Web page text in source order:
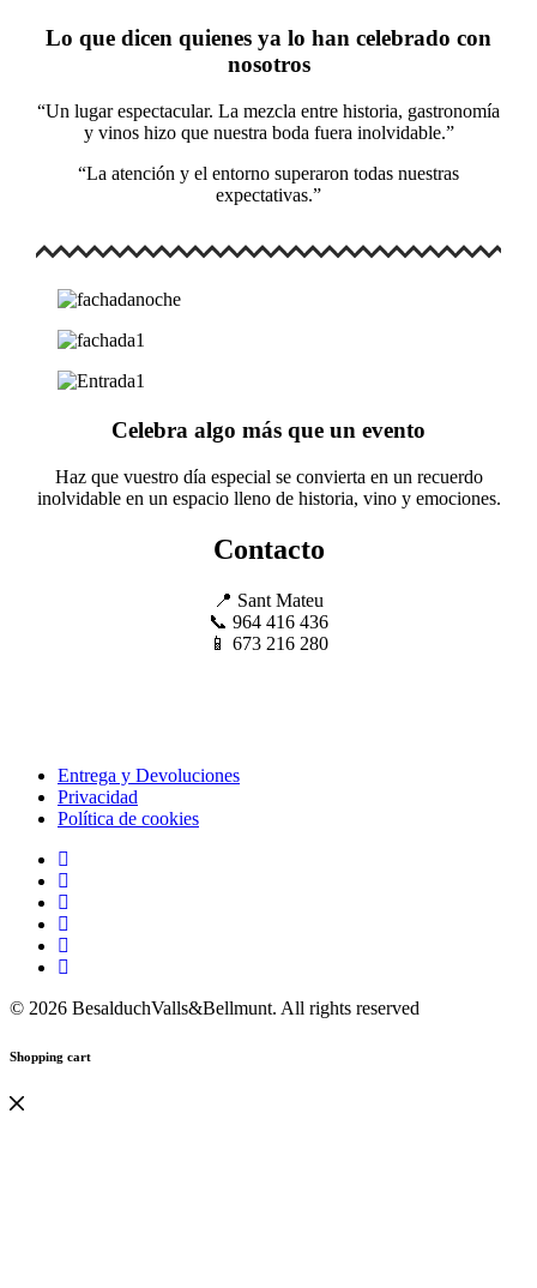
Lo que dicen quienes ya lo han celebrado con
nosotros
“Un lugar espectacular. La mezcla entre historia, gastronomía
y vinos hizo que nuestra boda fuera inolvidable.”
“La atención y el entorno superaron todas nuestras
expectativas.”
Celebra algo más que un evento
Haz que vuestro día especial se convierta en un recuerdo
inolvidable en un espacio lleno de historia, vino y emociones.
Contacto
📍 Sant Mateu
📞 964 416 436
📱 673 216 280
Entrega y Devoluciones
Privacidad
Política de cookies
© 2026 BesalduchValls&Bellmunt. All rights reserved
Shopping cart